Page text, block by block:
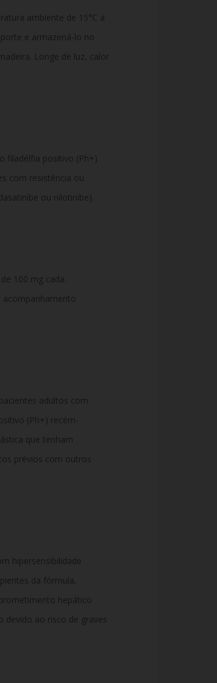
ambiente de 15°C a
e armazená-lo no
Longe de luz, calor
filadélfia positivo (Ph+)
com resistência ou
ou nilotinibe).
100 mg cada.
acompanhamento
adultos com
(Ph+) recém-
que tenham
prévios com outros
hipersensibilidade
da fórmula,
hepático
devido ao risco de graves